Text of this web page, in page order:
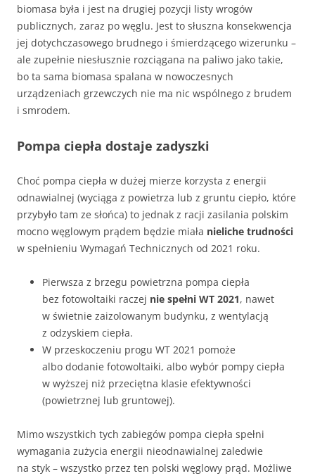
biomasa była i jest na drugiej pozycji listy wrogów
publicznych, zaraz po węglu. Jest to słuszna konsekwencja
jej dotychczasowego brudnego i śmierdzącego wizerunku –
ale zupełnie niesłusznie rozciągana na paliwo jako takie,
bo ta sama biomasa spalana w nowoczesnych
urządzeniach grzewczych nie ma nic wspólnego z brudem
i smrodem.
Pompa ciepła dostaje zadyszki
Choć pompa ciepła w dużej mierze korzysta z energii
odnawialnej (wyciąga z powietrza lub z gruntu ciepło, które
przybyło tam ze słońca) to jednak z racji zasilania polskim
mocno węglowym prądem będzie miała nieliche trudności
w spełnieniu Wymagań Technicznych od 2021 roku.
Pierwsza z brzegu powietrzna pompa ciepła
bez fotowoltaiki raczej nie spełni WT 2021, nawet
w świetnie zaizolowanym budynku, z wentylacją
z odzyskiem ciepła.
W przeskoczeniu progu WT 2021 pomoże
albo dodanie fotowoltaiki, albo wybór pompy ciepła
w wyższej niż przeciętna klasie efektywności
(powietrznej lub gruntowej).
Mimo wszystkich tych zabiegów pompa ciepła spełni
wymagania zużycia energii nieodnawialnej zaledwie
na styk – wszystko przez ten polski węglowy prąd. Możliwe